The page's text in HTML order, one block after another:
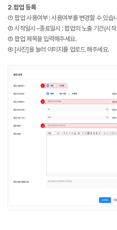
2.팝업 등록
① 팝업 사용여부 : 사용여부를 변경할 수 있습
② 시작일시~종료일시 : 팝업의 노출 기간(시
③ 팝업 제목을 입력해주세요.
④ [사진]을 눌러 이미지를 업로드 해주세요.